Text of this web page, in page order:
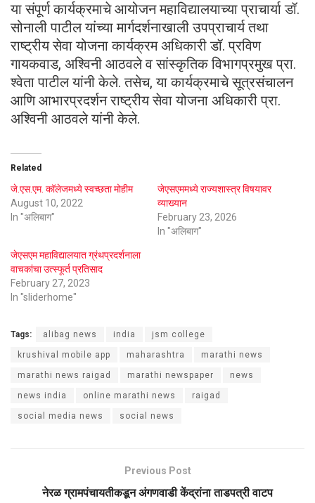
या संपूर्ण कार्यक्रमाचे आयोजन महाविद्यालयाच्या प्राचार्या डॉ.
सोनाली पाटील यांच्या मार्गदर्शनाखाली उपप्राचार्य तथा
राष्ट्रीय सेवा योजना कार्यक्रम अधिकारी डॉ. प्रविण
गायकवाड, अश्विनी आठवले व सांस्कृतिक विभागप्रमुख प्रा.
श्वेता पाटील यांनी केले. तसेच, या कार्यक्रमाचे सूत्रसंचालन
आणि आभारप्रदर्शन राष्ट्रीय सेवा योजना अधिकारी प्रा.
अश्विनी आठवले यांनी केले.
Related
जे.एस.एम. कॉलेजमध्ये स्वच्छता मोहीम
August 10, 2022
In "अलिबाग"
जेएसएममध्ये राज्यशास्त्र विषयावर
व्याख्यान
February 23, 2026
In "अलिबाग"
जेएसएम महाविद्यालयात ग्रंथप्रदर्शनाला
वाचकांचा उत्स्फूर्त प्रतिसाद
February 27, 2023
In "sliderhome"
Tags: alibag news india jsm college
krushival mobile app maharashtra marathi news
marathi news raigad marathi newspaper news
news india online marathi news raigad
social media news social news
Previous Post
नेरळ ग्रामपंचायतीकडून अंगणवाडी केंद्रांना ताडपत्री वाटप